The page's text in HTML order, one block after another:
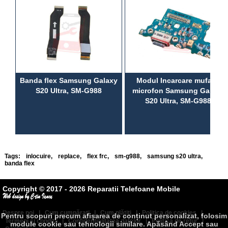
Banda flex Samsung Galaxy
S20 Ultra, SM-G988
Modul Incarcare mufa si
microfon Samsung Galaxy
S20 Ultra, SM-G988
Tags: inlocuire, replace, flex frc, sm-g988, samsung s20 ultra,
banda flex
Copyright © 2017 - 2026 Reparatii Telefoane Mobile
Despre noi Cum cumpăraţi Cum plătiţi | Politica de cookies
|
Termeni şi condiţii
Confidenţialitatea datelor Politica de retur
|
Pentru scopuri precum afișarea de conținut personalizat, folosim
module cookie sau tehnologii similare. Apăsând Accept sau